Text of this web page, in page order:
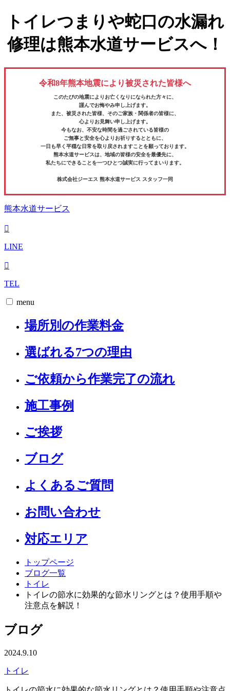
トイレつまりや蛇口の水漏れ
修理は熊本水道サービスへ！
令和8年熊本地震により被災された皆様へ
このたびの地震によりお亡くなりになられた方々に、
謹んでお悔やみ申し上げます。
また、被災された皆様、そのご家族・関係者の皆様に、
心よりお見舞い申し上げます。
今もなお、不安な時間を過ごされている皆様の
ご無事と安全を心よりお祈りするとともに、
一日も早く平穏な日常を取り戻されますことを願っております。
熊本水道サービスは、地域の皆様の安全を最優先に、
私たちにできることを一つひとつ誠実に行ってまいります。
株式会社ジーエス 熊本水道サービス スタッフ一同
熊本水道サービス
LINE
TEL
menu
場所別の作業料金
選ばれる7つの理由
ご依頼から作業完了の流れ
施工事例
ご挨拶
ブログ
よくあるご質問
お問い合わせ
対応エリア
トップページ
ブログ一覧
トイレ
トイレの節水に効果的な節水リングとは？使用手順や
注意点を解説！
ブログ
2024.9.10
トイレ